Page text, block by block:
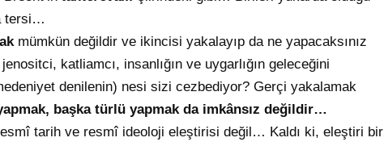
tersi…
mümkün değildir ve ikincisi yakalayıp da ne yapacaksınız
katliamcı, insanlığın ve uygarlığın geleceğini
denilenin) nesi sizi cezbediyor? Gerçi yakalamak
başka türlü yapmak da imkânsız değildir…
tarih ve resmî ideoloji eleştirisi değil… Kaldı ki, eleştiri bir